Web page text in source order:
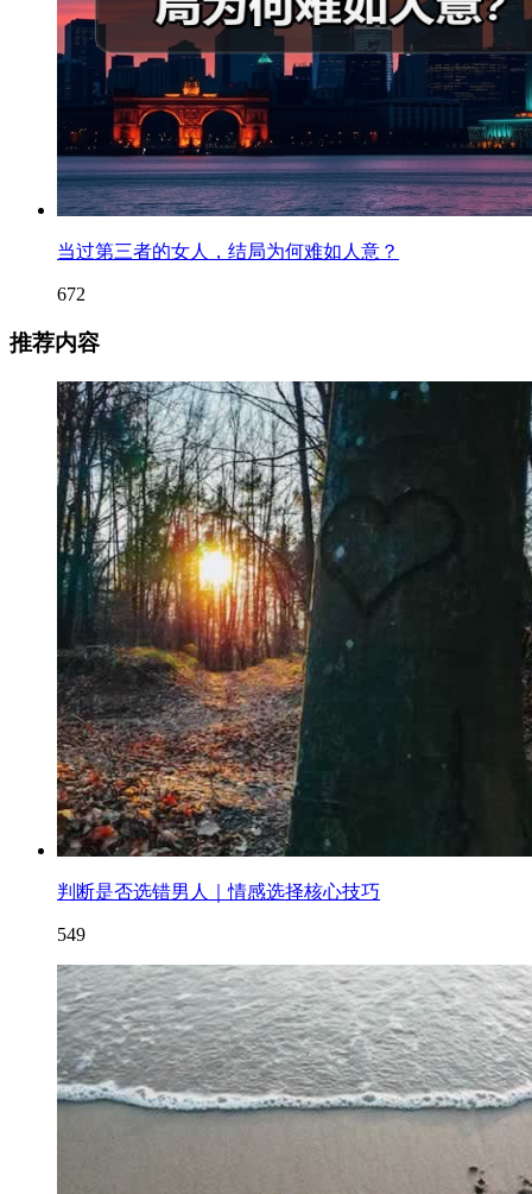
当过第三者的女人，结局为何难如人意？
672
推荐内容
判断是否选错男人｜情感选择核心技巧
549